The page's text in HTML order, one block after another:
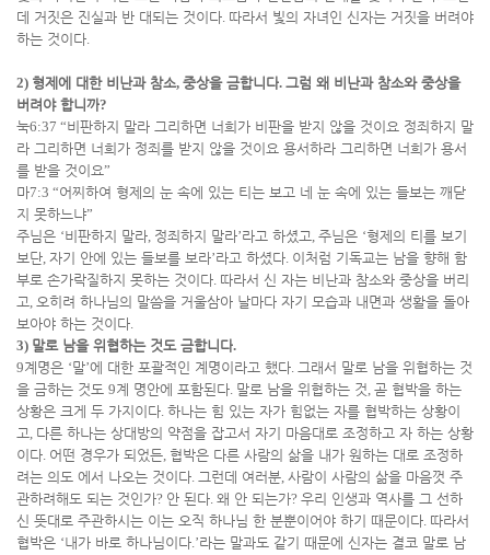
데 거짓은 진실과 반 대되는 것이다. 따라서 빛의 자녀인 신자는 거짓을 버려야
하는 것이다.
2) 형제에 대한 비난과 참소, 중상을 금합니다. 그럼 왜 비난과 참소와 중상을
버려야 합니까?
눅6:37 “비판하지 말라 그리하면 너희가 비판을 받지 않을 것이요 정죄하지 말
라 그리하면 너희가 정죄를 받지 않을 것이요 용서하라 그리하면 너희가 용서
를 받을 것이요”
마7:3 “어찌하여 형제의 눈 속에 있는 티는 보고 네 눈 속에 있는 들보는 깨닫
지 못하느냐”
주님은 ‘비판하지 말라, 정죄하지 말라’라고 하셨고, 주님은 ‘형제의 티를 보기
보단, 자기 안에 있는 들보를 보라’라고 하셨다. 이처럼 기독교는 남을 향해 함
부로 손가락질하지 못하는 것이다. 따라서 신 자는 비난과 참소와 중상을 버리
고, 오히려 하나님의 말씀을 거울삼아 날마다 자기 모습과 내면과 생활을 돌아
보아야 하는 것이다.
3) 말로 남을 위협하는 것도 금합니다.
9계명은 ‘말’에 대한 포괄적인 계명이라고 했다. 그래서 말로 남을 위협하는 것
을 금하는 것도 9계 명안에 포함된다. 말로 남을 위협하는 것, 곧 협박을 하는
상황은 크게 두 가지이다. 하나는 힘 있는 자가 힘없는 자를 협박하는 상황이
고, 다른 하나는 상대방의 약점을 잡고서 자기 마음대로 조정하고 자 하는 상황
이다. 어떤 경우가 되었든, 협박은 다른 사람의 삶을 내가 원하는 대로 조정하
려는 의도 에서 나오는 것이다. 그런데 여러분, 사람이 사람의 삶을 마음껏 주
관하려해도 되는 것인가? 안 된다. 왜 안 되는가? 우리 인생과 역사를 그 선하
신 뜻대로 주관하시는 이는 오직 하나님 한 분뿐이어야 하기 때문이다. 따라서
협박은 ‘내가 바로 하나님이다.’라는 말과도 같기 때문에 신자는 결코 말로 남